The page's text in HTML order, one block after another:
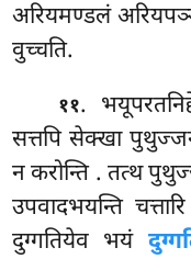
अरियमण्डलं
वुच्चति.
११.
सत्तपि सेक्खा
न करोन्ति . तत्थ
उपवादभयन्ति
दुग्गतियेव भयं